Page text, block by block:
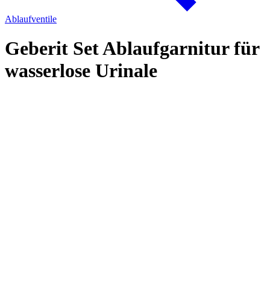
Ablaufventile
Geberit Set Ablaufgarnitur für
wasserlose Urinale